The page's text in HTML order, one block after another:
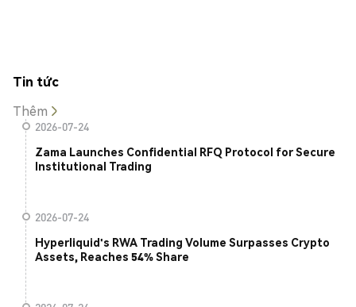
Tin tức
Thêm
2026-07-24
Zama Launches Confidential RFQ Protocol for Secure
Institutional Trading
2026-07-24
Hyperliquid's RWA Trading Volume Surpasses Crypto
Assets, Reaches 54% Share